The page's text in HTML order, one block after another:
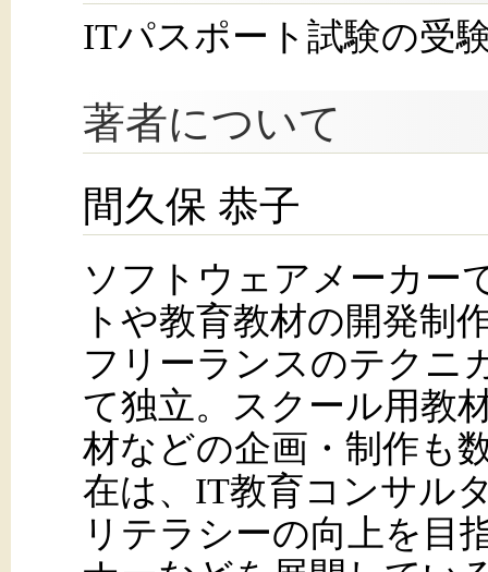
ITパスポート試験の受
著者について
間久保 恭子
ソフトウェアメーカー
トや教育教材の開発制
フリーランスのテクニ
て独立。スクール用教
材などの企画・制作も
在は、IT教育コンサル
リテラシーの向上を目